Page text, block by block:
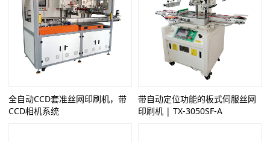
全自动CCD套准丝网印刷机，带
CCD相机系统
带自动定位功能的板式伺服丝网
印刷机 | TX-3050SF-A